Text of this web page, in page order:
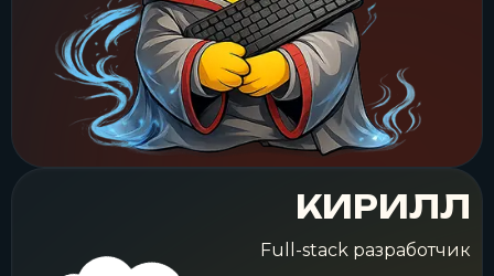
КИРИЛЛ
Full-stack разработчик